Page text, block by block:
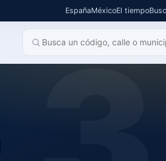
EspañaMéxicoEl tiempo